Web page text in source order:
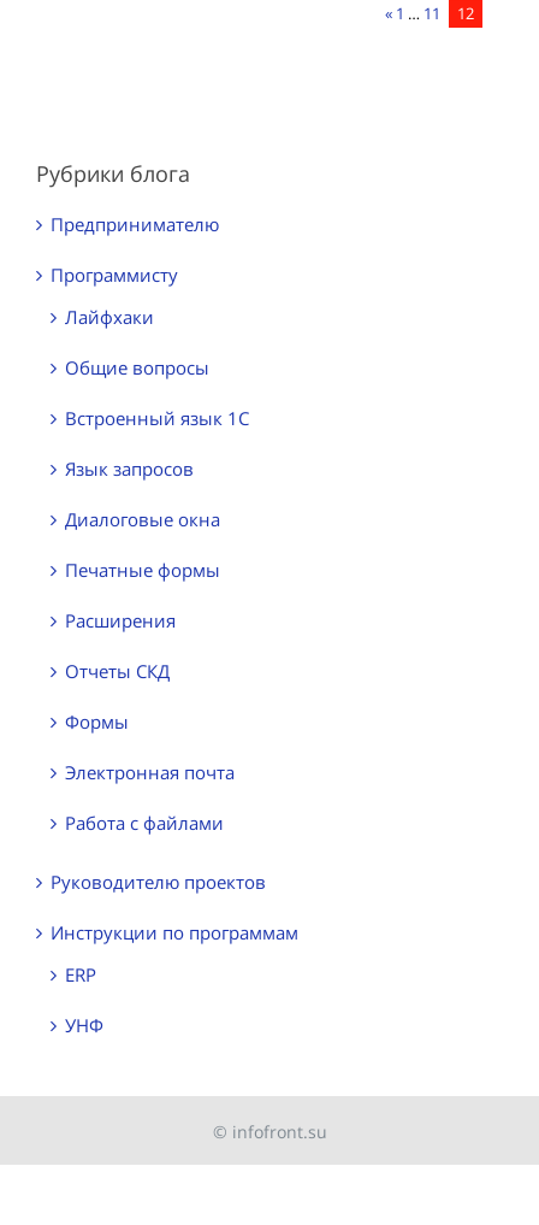
« 1 … 11 12
Рубрики блога
Предпринимателю
Программисту
Лайфхаки
Общие вопросы
Встроенный язык 1С
Язык запросов
Диалоговые окна
Печатные формы
Расширения
Отчеты СКД
Формы
Электронная почта
Работа с файлами
Руководителю проектов
Инструкции по программам
ERP
УНФ
© infofront.su